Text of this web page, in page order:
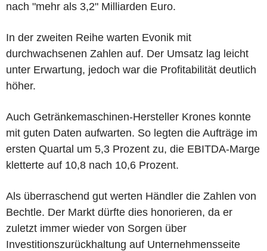
nach "mehr als 3,2" Milliarden Euro.
In der zweiten Reihe warten Evonik mit
durchwachsenen Zahlen auf. Der Umsatz lag leicht
unter Erwartung, jedoch war die Profitabilität deutlich
höher.
Auch Getränkemaschinen-Hersteller Krones konnte
mit guten Daten aufwarten. So legten die Aufträge im
ersten Quartal um 5,3 Prozent zu, die EBITDA-Marge
kletterte auf 10,8 nach 10,6 Prozent.
Als überraschend gut werten Händler die Zahlen von
Bechtle. Der Markt dürfte dies honorieren, da er
zuletzt immer wieder von Sorgen über
Investitionszurückhaltung auf Unternehmensseite